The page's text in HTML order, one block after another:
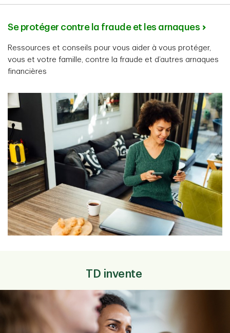
Se protéger contre la fraude et les arnaques
Ressources et conseils pour vous aider à vous protéger,
vous et votre famille, contre la fraude et d’autres arnaques
financières
TD invente